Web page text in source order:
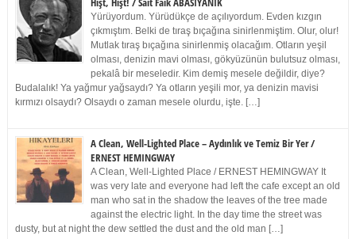
Yürüyordum. Yürüdükçe de açılıyordum. Evden kızgın
çıkmıştım. Belki de tıraş bıçağına sinirlenmiştim. Olur, olur!
Mutlak tıraş bıçağına sinirlenmiş olacağım. Otların yeşil
olması, denizin mavi olması, gökyüzünün bulutsuz olması,
pekalâ bir meseledir. Kim demiş mesele değildir, diye?
Budalalık! Ya yağmur yağsaydı? Ya otların yeşili mor, ya denizin mavisi
kırmızı olsaydı? Olsaydı o zaman mesele olurdu, işte. […]
A Clean, Well-Lighted Place – Aydınlık ve Temiz Bir Yer /
ERNEST HEMINGWAY
A Clean, Well-Lighted Place / ERNEST HEMINGWAY It
was very late and everyone had left the cafe except an old
man who sat in the shadow the leaves of the tree made
against the electric light. In the day time the street was
dusty, but at night the dew settled the dust and the old man […]